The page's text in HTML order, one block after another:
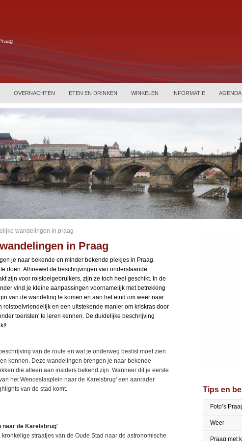
OVERNACHTEN ETEN EN DRINKEN WINKELEN INFORMATIE AGENDA
wandelingen in praag
in Praag
je naar bekende en minder bekende plekjes in Praag.
doen. Alhoewel de beschrijvingen van onderstaande
zijn voor rolstoelgebruikers, zijn ze toch heel geschikt. In de
vind je kleine aanpassingen voornamelijk met betrekking
van de wandeling te komen en aan het eind om weer naar
en een uitstekende manier om kriskras door
toeristen' te leren kennen. De duidelijke beschrijving
van de route en wat je onderweg beslist moet zien.
kennen. Deze wandelingen brengen je naar bekende
die alleen aan insiders bekend zijn. Wanneer dit je eerste
het Wenceslasplein naar de Karelsbrug' een aanrader
van de stad komt.
naar de Karelsbrug'
straatjes van de Oude Stad naar de astronomische
Tips en
Foto’s
Weer
Praag met